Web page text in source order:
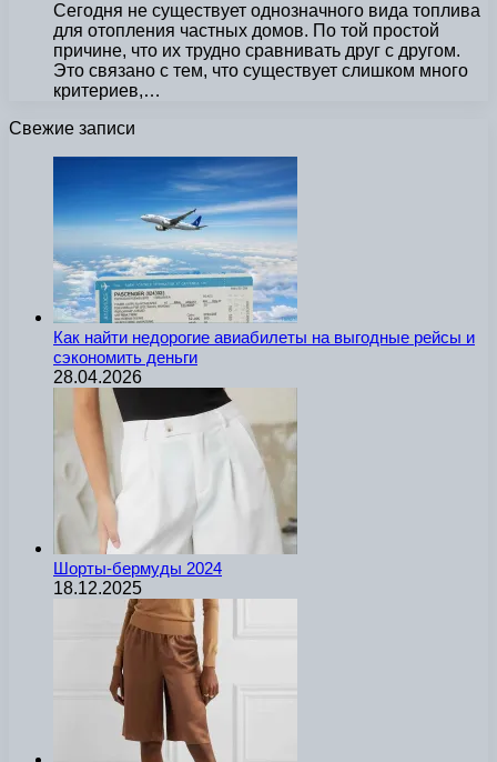
Сегодня не существует однозначного вида топлива
для отопления частных домов. По той простой
причине, что их трудно сравнивать друг с другом.
Это связано с тем, что существует слишком много
критериев,…
Свежие записи
Как найти недорогие авиабилеты на выгодные рейсы и
сэкономить деньги
28.04.2026
Шорты-бермуды 2024
18.12.2025